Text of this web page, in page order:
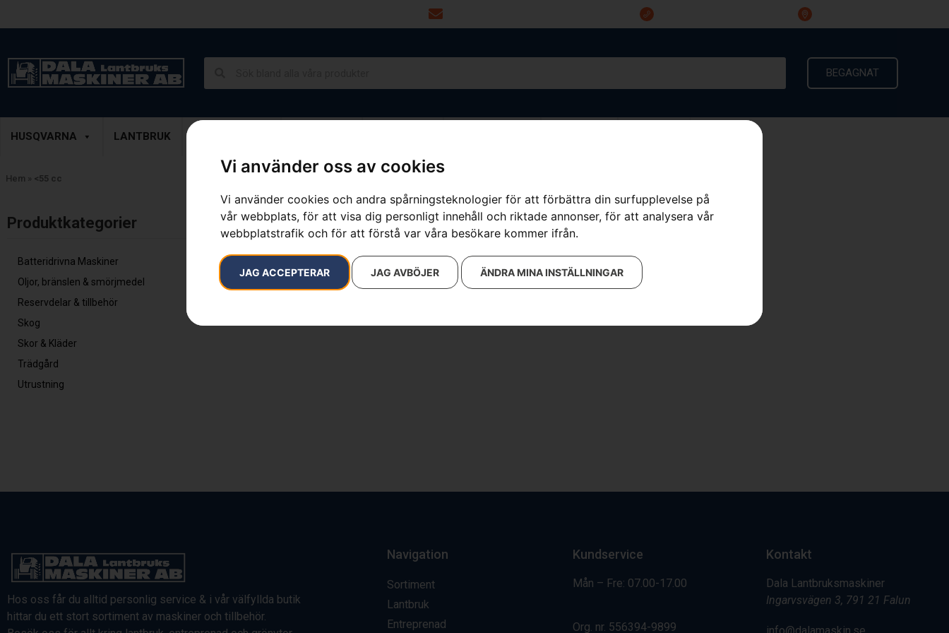
Vi använder oss av cookies
Vi använder cookies och andra spårningsteknologier för att förbättra din surfupplevelse på
vår webbplats, för att visa dig personligt innehåll och riktade annonser, för att analysera vår
webbplatstrafik och för att förstå var våra besökare kommer ifrån.
JAG ACCEPTERAR JAG AVBÖJER ÄNDRA MINA INSTÄLLNINGAR
BEGAGNAT
HUSQVARNA LANTBRUK
Hem » <55 cc
Produktkategorier​
Batteridrivna Maskiner
Oljor, bränslen & smörjmedel
Reservdelar & tillbehör
Skog
Skor & Kläder
Trädgård
Utrustning
Inga resultat.
Hos oss får du alltid personlig service & i vår välfyllda butik
hittar du ett stort sortiment av maskiner och tillbehör.
Navigation
Sortiment
Lantbruk
Entreprenad
Kundservice
Mån – Fre: 07.00-17.00
Org. nr. 556394-9899
Kontakt
Dala Lantbruksmaskiner
Ingarvsvägen 3, 791 21 Falun